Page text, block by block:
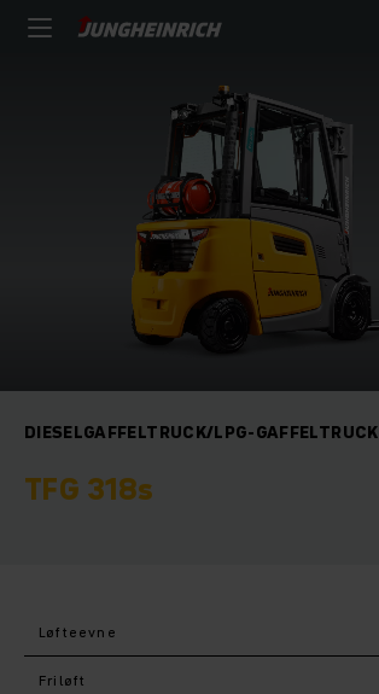
DIESELGAFFELTRUCK/LPG-GAFFELTRUCK
TFG 318s
Løfteevne
Friløft